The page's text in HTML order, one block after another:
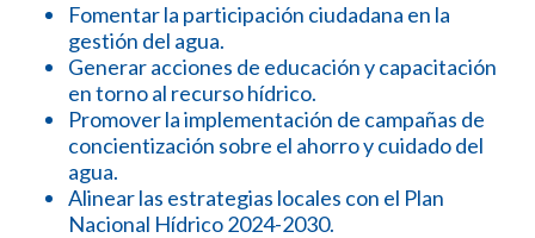
Fomentar la participación ciudadana en la
gestión del agua.
Generar acciones de educación y capacitación
en torno al recurso hídrico.
Promover la implementación de campañas de
concientización sobre el ahorro y cuidado del
agua.
Alinear las estrategias locales con el Plan
Nacional Hídrico 2024-2030.